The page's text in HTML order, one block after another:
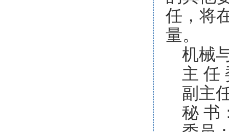
任，将
量。
机械
主 任
副主
秘 书